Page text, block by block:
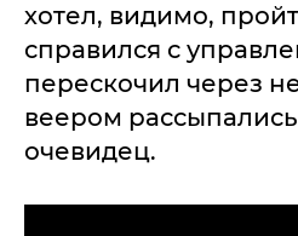
хотел, видимо,
справился с
перескочил через
веером
очевидец.